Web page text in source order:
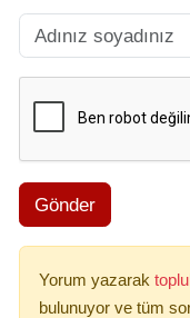
Gönder
Yorum yazarak
bulunuyor ve tüm